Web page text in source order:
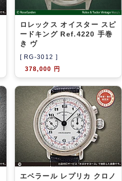
ロレックス オイスター スピ
ードキング Ref.4220 手巻
き ヴ
[ RG-3012 ]
378,000 円
エベラール レプリカ クロノ